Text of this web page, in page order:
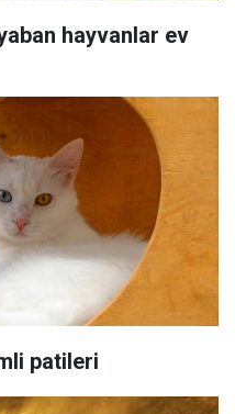
hayvanlar ev
patileri